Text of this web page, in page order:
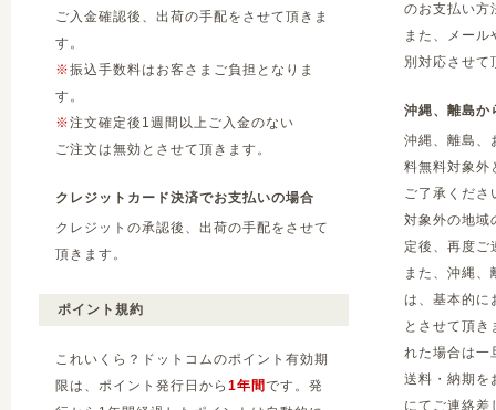
ご入金確認後、出荷の手配をさせて頂きま
す。
※振込手数料はお客さまご負担となりま
す。
※注文確定後1週間以上ご入金のない
ご注文は無効とさせて頂きます。
クレジットカード決済でお支払いの場合
クレジットの承認後、出荷の手配をさせて
頂きます。
ポイント規約
これいくら？ドットコムのポイント有効期
限は、ポイント発行日から 1年間です。発
のお支払い方
また、メー
別対応させて
沖縄、離島か
沖縄、離島、
料無料対象外
ご了承くださ
対象外の地域
定後、再度ご
また、沖縄
は、基本的に
とさせて頂
れた場合は一
送料・納期を
にてご連絡差